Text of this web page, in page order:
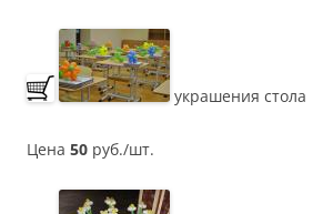
украшения стола
Цена 50 руб./шт.